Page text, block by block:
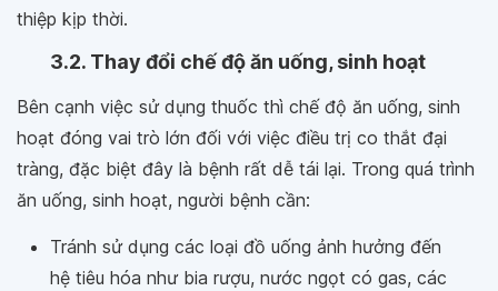
thiệp kịp thời.
3.2. Thay đổi chế độ ăn uống, sinh hoạt
Bên cạnh việc sử dụng thuốc thì chế độ ăn uống, sinh
hoạt đóng vai trò lớn đối với việc điều trị co thắt đại
tràng, đặc biệt đây là bệnh rất dễ tái lại. Trong quá trình
ăn uống, sinh hoạt, người bệnh cần:
Tránh sử dụng các loại đồ uống ảnh hưởng đến
hệ tiêu hóa như bia rượu, nước ngọt có gas, các